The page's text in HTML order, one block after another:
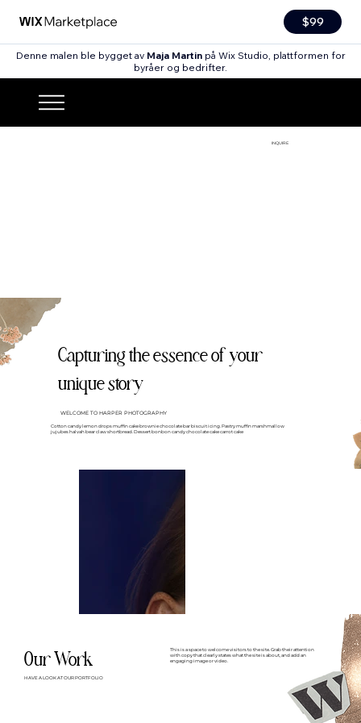
$99
Denne malen ble bygget av Maja Martinpå Wix Studio, plattformen for
byråer og bedrifter.